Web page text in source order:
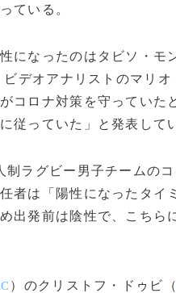
ている。
になったのはタビソ・モ
ビデオアナリストのマリオ
コロナ対策を守っていた
従っていた」と発表して
ラグビー男子チームの
者は「陽性になったタイ
出発前は陰性で、こちら
）のクリストフ・ドゥビ（